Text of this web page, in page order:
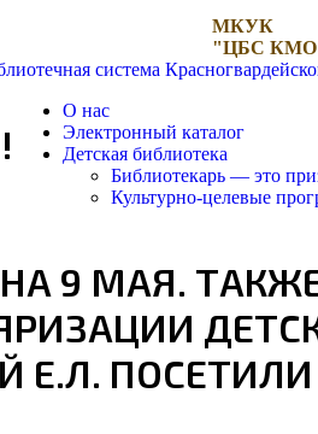
МКУК
"ЦБС
О нас
Электронный каталог
Детская библиотека
Библиотекарь — это
Культурно-целевые
9 МАЯ.
Е.Л.